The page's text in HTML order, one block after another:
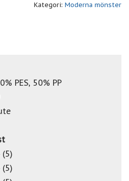
Kategori: Moderna mönster
PES, 50% PP
(5)
(5)